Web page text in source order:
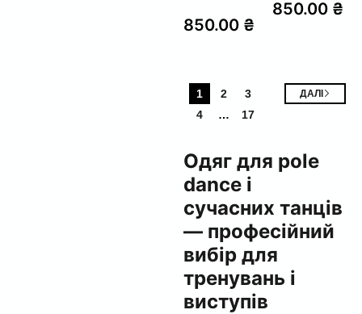
850.00 ₴
850.00 ₴
1 2
3
4
… 17
ДАЛІ
Одяг для pole
dance і
сучасних танців
— професійний
вибір для
тренувань і
виступів